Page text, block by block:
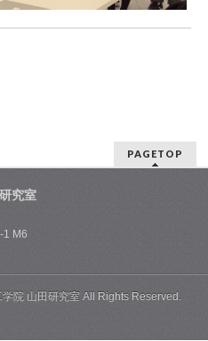
PAGETOP
究室
1 M6
院 山田研究室 All Rights Reserved.